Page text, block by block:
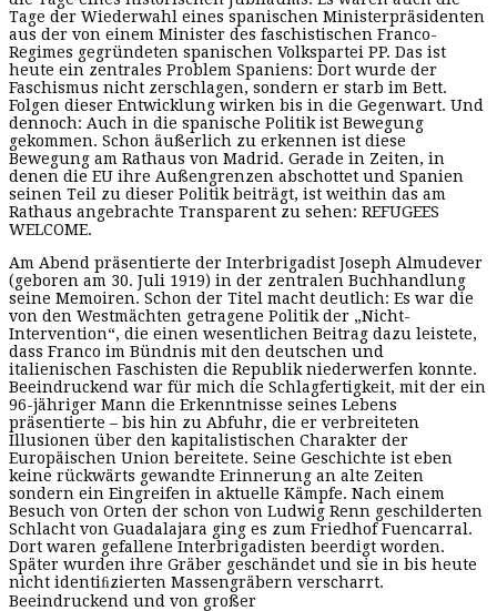
Tage der Wiederwahl eines spanischen Ministerpräsidenten
aus der von einem Minister des faschistischen Franco-
Regimes gegründeten spanischen Volkspartei PP. Das ist
heute ein zentrales Problem Spaniens: Dort wurde der
Faschismus nicht zerschlagen, sondern er starb im Bett.
Folgen dieser Entwicklung wirken bis in die Gegenwart. Und
dennoch: Auch in die spanische Politik ist Bewegung
gekommen. Schon äußerlich zu erkennen ist diese
Bewegung am Rathaus von Madrid. Gerade in Zeiten, in
denen die EU ihre Außengrenzen abschottet und Spanien
seinen Teil zu dieser Politik beiträgt, ist weithin das am
Rathaus angebrachte Transparent zu sehen: REFUGEES
WELCOME.
Am Abend präsentierte der Interbrigadist Joseph Almudever
(geboren am 30. Juli 1919) in der zentralen Buchhandlung
seine Memoiren. Schon der Titel macht deutlich: Es war die
von den Westmächten getragene Politik der „Nicht-
Intervention“, die einen wesentlichen Beitrag dazu leistete,
dass Franco im Bündnis mit den deutschen und
italienischen Faschisten die Republik niederwerfen konnte.
Beeindruckend war für mich die Schlagfertigkeit, mit der ein
96-jähriger Mann die Erkenntnisse seines Lebens
präsentierte – bis hin zu Abfuhr, die er verbreiteten
Illusionen über den kapitalistischen Charakter der
Europäischen Union bereitete. Seine Geschichte ist eben
keine rückwärts gewandte Erinnerung an alte Zeiten
sondern ein Eingreifen in aktuelle Kämpfe. Nach einem
Besuch von Orten der schon von Ludwig Renn geschilderten
Schlacht von Guadalajara ging es zum Friedhof Fuencarral.
Dort waren gefallene Interbrigadisten beerdigt worden.
Später wurden ihre Gräber geschändet und sie in bis heute
nicht identiﬁzierten Massengräbern verscharrt.
Beeindruckend und von großer